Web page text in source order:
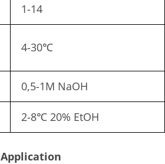
1-14
4-30℃
0,5-1M NaOH
2-8℃ 20% EtOH
Application